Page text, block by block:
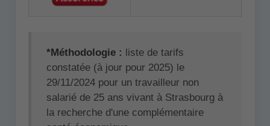
*Méthodologie : liste de tarifs
constatée (à jour pour 2025) le
29/11/2024 pour un travailleur non
salarié de 25 ans vivant à Strasbourg à
la recherche d'une complémentaire